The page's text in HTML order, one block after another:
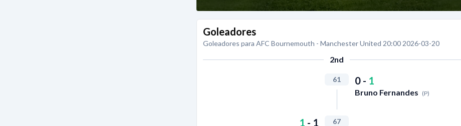
Goleadores
Goleadores para AFC Bournemouth - Manchester United 20:00 2026-03-20
2nd
61 0 - 1
Bruno Fernandes (P)
1 - 1 67